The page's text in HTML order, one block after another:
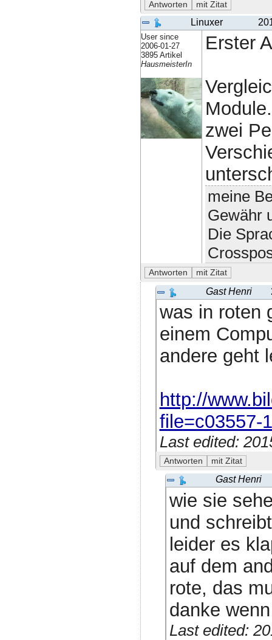
Linuxer
User since
2006-01-27
3895 Artikel
HausmeisterIn
Erster
zwei
meine
Gewähr
Die
Gast Henri
was in roten
einem
andere geht
http://
file=c03557-
Last edited:
Gast Henri
wie sie
und
leider es
auf dem
rote, das
danke
Last edited: